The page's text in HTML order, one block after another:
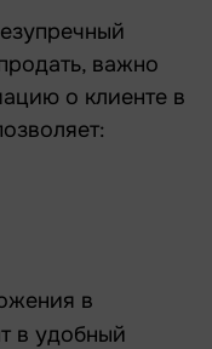
важно
о клиенте в
в
в удобный